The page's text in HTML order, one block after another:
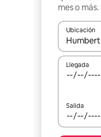
mes o más.
Ubicación
Cuando
Llegada
Salida